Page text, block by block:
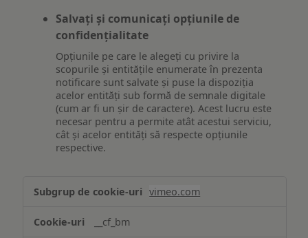
Salvați și comunicați opțiunile de
confidențialitate
Opțiunile pe care le alegeți cu privire la
scopurile și entitățile enumerate în prezenta
notificare sunt salvate și puse la dispoziția
acelor entități sub formă de semnale digitale
(cum ar fi un șir de caractere). Acest lucru este
necesar pentru a permite atât acestui serviciu,
cât și acelor entități să respecte opțiunile
respective.
Asigurarea
funcționalităților
website-
ului
vimeo.com
__cf_bm